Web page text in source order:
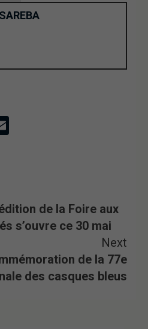
de la Foire aux
s’ouvre ce 30 mai
Next
de la 77e
des casques bleus